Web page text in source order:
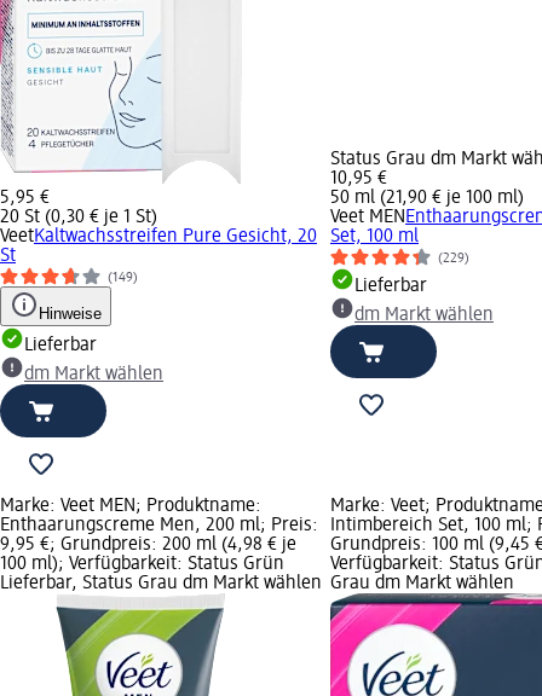
5,95 €
20 St (0,30 € je 1 St)
VeetKaltwachsstreifen Pure Gesicht, 20
St
(149)
Hinweise
Lieferbar
dm Markt wählen
Status Grau dm Markt
10,95 €
50 ml (21,90 € je 100 ml)
Veet MEN
Set, 100 ml
(229)
Lieferbar
dm Markt wählen
Marke: Veet MEN; Produktname:
Enthaarungscreme Men, 200 ml; Preis:
9,95 €; Grundpreis: 200 ml (4,98 € je
100 ml); Verfügbarkeit: Status Grün
Lieferbar, Status Grau dm Markt wählen
Marke: Veet;
Intimbereich Set, 100 ml;
Grundpreis: 100 ml (9,45
Verfügbarkeit: Status
Grau dm Markt wählen